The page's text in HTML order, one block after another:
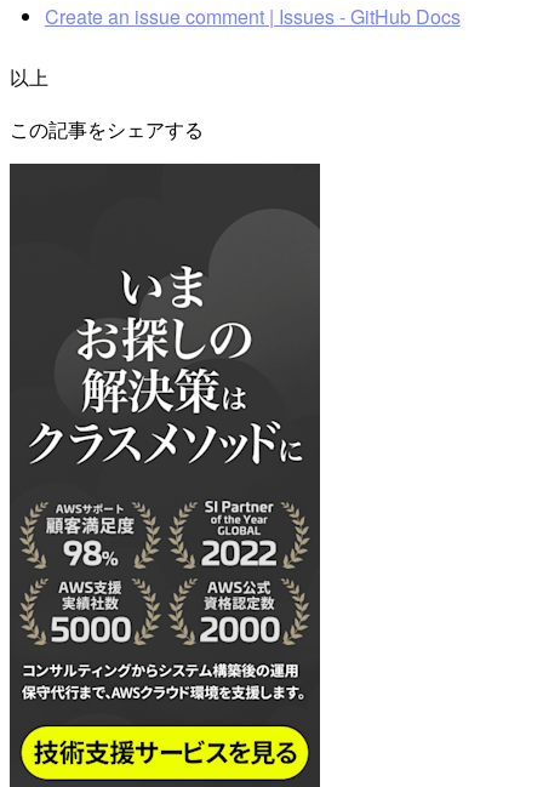
Create an issue comment | Issues - GitHub Docs
以上
この記事をシェアする